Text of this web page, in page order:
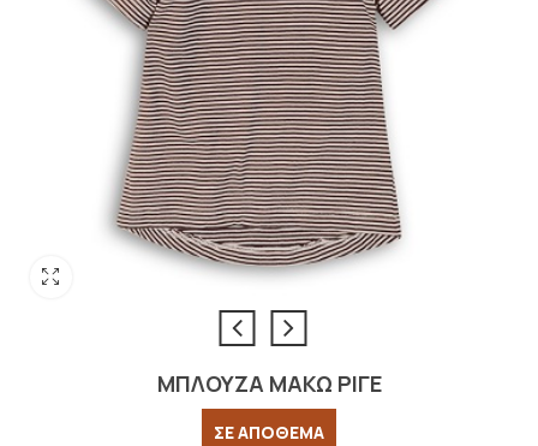
ΜΠΛΟΥΖΑ ΜΑΚΩ ΡΙΓΕ
ΣΕ ΑΠΟΘΕΜΑ